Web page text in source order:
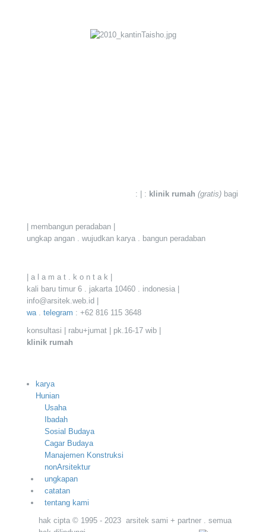
: | : klinik rumah (gratis)bagi
| membangun peradaban |
ungkap angan . wujudkan karya . bangun peradaban
| a l a m a t . k o n t a k |
kali baru timur 6 . jakarta 10460 . indonesia |
info@arsitek.web.id |
wa
telegram : +62 816 115 3648
konsultasi | rabu+jumat | pk.16-17 wib |
klinik rumah
karya
Hunian
Usaha
Ibadah
Sosial Budaya
Cagar Budaya
Manajemen Konstruksi
nonArsitektur
ungkapan
catatan
tentang kami
hak cipta © 1995 - 2023 arsitek sami + partner . semua